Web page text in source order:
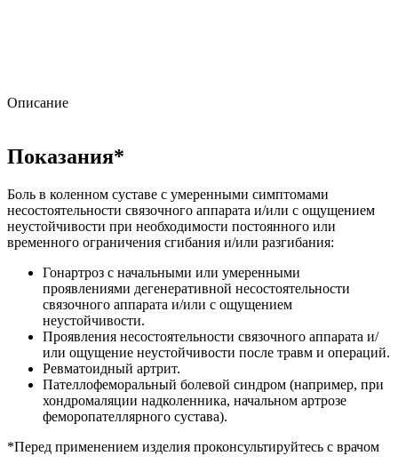
Описание
Показания*
Боль в коленном суставе с умеренными симптомами
несостоятельности связочного аппарата и/или с ощущением
неустойчивости при необходимости постоянного или
временного ограничения сгибания и/или разгибания:
Гонартроз с начальными или умеренными
проявлениями дегенеративной несостоятельности
связочного аппарата и/или с ощущением
неустойчивости.
Проявления несостоятельности связочного аппарата и/
или ощущение неустойчивости после травм и операций.
Ревматоидный артрит.
Пателлофеморальный болевой синдром (например, при
хондромаляции надколенника, начальном артрозе
феморопателлярного сустава).
*Перед применением изделия проконсультируйтесь с врачом